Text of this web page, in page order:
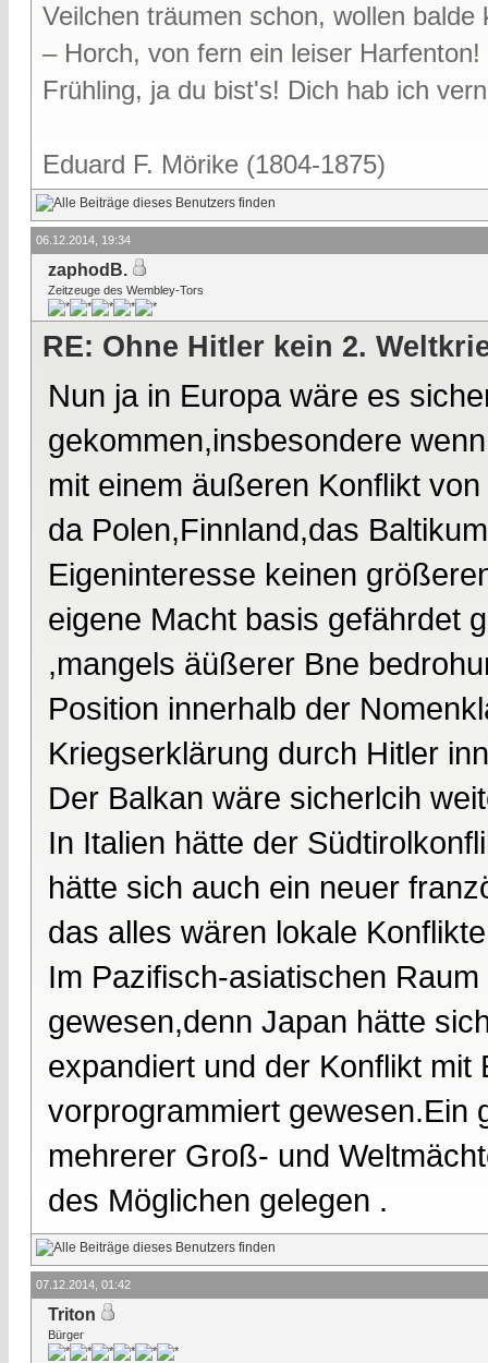
Veilchen träumen schon, wollen balde
– Horch, von fern ein leiser Harfenton!
Frühling, ja du bist's! Dich hab ich
Eduard F. Mörike (1804-1875)
06.12.2014, 19:34
zaphodB.
Zeitzeuge des Wembley-Tors
RE: Ohne Hitler kein 2.
Nun ja in Europa wäre es
gekommen,insbesondere
mit einem äußeren Konflikt
da Polen,Finnland,das
Eigeninteresse keinen
eigene Macht basis gefährdet
,mangels äüßerer Bne
Position innerhalb der
Kriegserklärung durch Hitler
Der Balkan wäre sicherlcih
In Italien hätte der
hätte sich auch ein neuer
das alles wären lokale
Im Pazifisch-asiatischen
gewesen,denn Japan hätte
expandiert und der Konflikt
vorprogrammiert gewesen.Ein
mehrerer Groß- und
des Möglichen gelegen .
07.12.2014, 01:42
Triton
Bürger